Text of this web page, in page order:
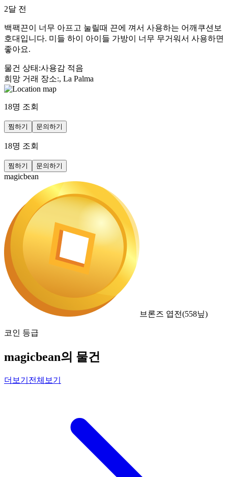
2달 전
백팩끈이 너무 아프고 눌릴때 끈에 껴서 사용하는 어깨쿠션보
호대입니다. 미들 하이 아이들 가방이 너무 무거워서 사용하면
좋아요.
물건 상태 :사용감 적음
희망 거래 장소:, La Palma
18명 조회
찜하기 문의하기
18명 조회
찜하기 문의하기
magicbean
브론즈 엽전(558닢)
코인 등급
magicbean의 물건
더보기 전체보기